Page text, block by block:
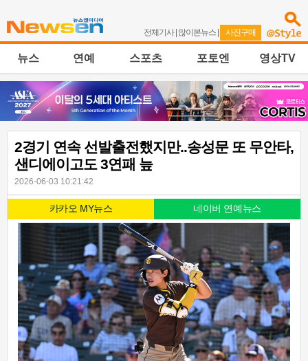
전체기사| 많이본뉴스 | 사진구매
뉴스 연예 스포츠 포토엔 영상TV
2경기 연속 선발출전했지만..송성문 또 무안타,
샌디에이고도 3연패 늪
2026-06-03 10:21:42
카카오 MY뉴스 네이버 연예뉴스